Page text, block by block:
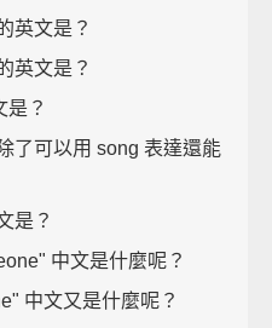
英文是？
英文是？
是？
了可以用 song 表達還能
是？
中文是什麼呢？
中文又是什麼呢？